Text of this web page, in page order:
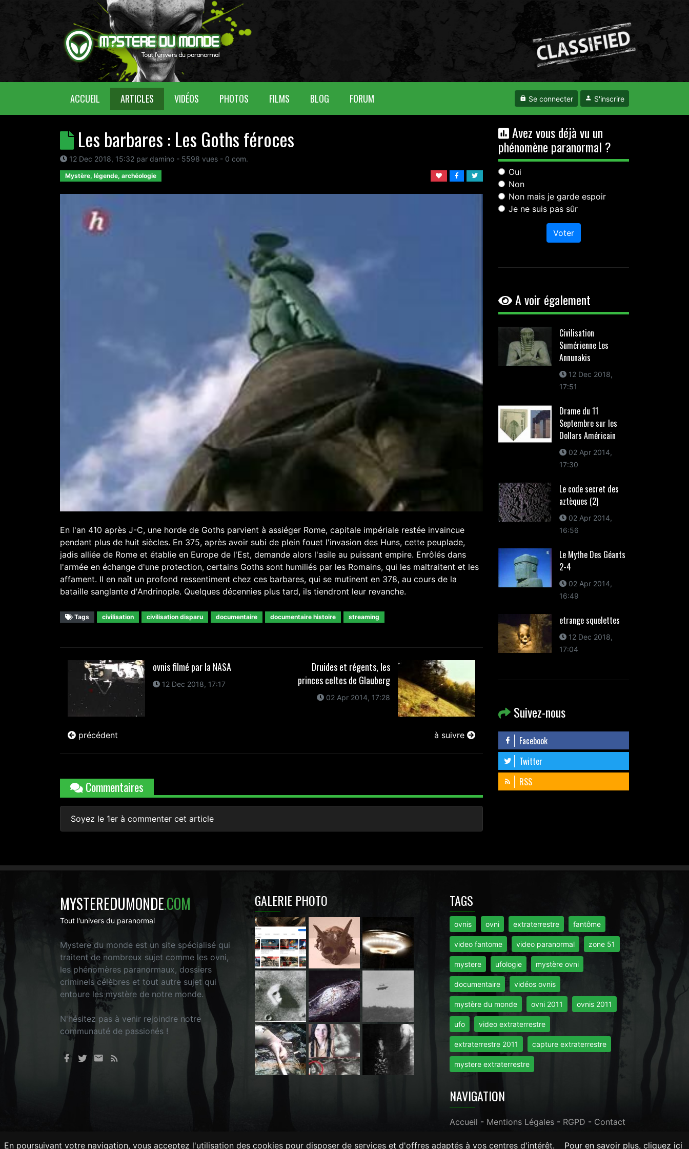
En poursuivant votre navigation, vous acceptez l'utilisation des cookies pour disposer de services et d'offres adaptés à vos centres d'intérêt. Pour en savoir plus, cliquez ici
ACCUEIL (CURRENT)ARTICLES VIDÉOS PHOTOS FILMS BLOG FORUM Se connecter S'inscrire
Les barbares : Les Goths féroces
12 Dec 2018, 15:32 par damino - 5598 vues - 0 com.
Mystère, légende, archéologie
En l'an 410 après J-C, une horde de Goths parvient à assiéger Rome, capitale impériale restée invaincue
pendant plus de huit siècles. En 375, après avoir subi de plein fouet l'invasion des Huns, cette peuplade,
jadis alliée de Rome et établie en Europe de l'Est, demande alors l'asile au puissant empire. Enrôlés dans
l'armée en échange d'une protection, certains Goths sont humiliés par les Romains, qui les maltraitent et les
affament. Il en naît un profond ressentiment chez ces barbares, qui se mutinent en 378, au cours de la
bataille sanglante d'Andrinople. Quelques décennies plus tard, ils tiendront leur revanche.
Tags civilisation civilisation disparu documentaire documentaire histoire streaming
ovnis filmé par la NASA
12 Dec 2018, 17:17
précédent
Druides et régents, les
princes celtes de Glauberg
02 Apr 2014, 17:28
à suivre
Commentaires
Soyez le 1er à commenter cet article
Avez vous déjà vu un
phénomène paranormal ?
Oui
Non
Non mais je garde espoir
Je ne suis pas sûr
Voter
A voir également
Civilisation
Sumérienne Les
Annunakis
12 Dec 2018,
17:51
Drame du 11
Septembre sur les
Dollars Américain
02 Apr 2014,
17:30
Le code secret des
aztèques (2)
02 Apr 2014,
16:56
Le Mythe Des Géants
2-4
02 Apr 2014,
16:49
etrange squelettes
12 Dec 2018,
17:04
Suivez-nous
Facebook
Twitter
RSS
MYSTEREDUMONDE.COM
Tout l'univers du paranormal
Mystere du monde est un site spécialisé qui
traitent de nombreux sujet comme les ovni,
les phénomères paranormaux, dossiers
criminels célèbres et tout autre sujet qui
entoure les mystère de notre monde.
N'hésitez pas à venir rejoindre notre
communauté de passionés !
GALERIE PHOTO TAGS
ovnis ovni extraterrestre fantôme
video fantome video paranormal zone 51
mystere ufologie mystère ovni
documentaire vidéos ovnis
mystère du monde ovni 2011 ovnis 2011
ufo video extraterrestre
extraterrestre 2011 capture extraterrestre
mystere extraterrestre
NAVIGATION
Accueil - Mentions Légales - RGPD - Contact